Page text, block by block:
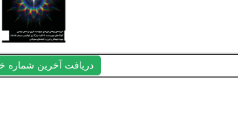
دریافت آخرین شماره